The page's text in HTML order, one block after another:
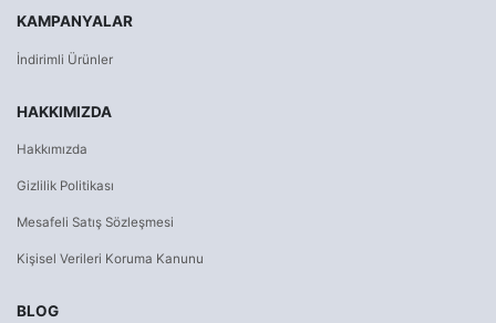
KAMPANYALAR
İndirimli Ürünler
HAKKIMIZDA
Hakkımızda
Gizlilik Politikası
Mesafeli Satış Sözleşmesi
Kişisel Verileri Koruma Kanunu
BLOG